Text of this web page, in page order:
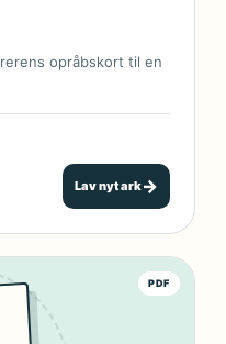
opråbskort til en
Lav nyt ark→
PDF